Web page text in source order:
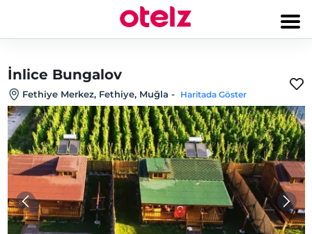
İnlice Bungalov
Fethiye Merkez, Fethiye, Muğla - Haritada Göster